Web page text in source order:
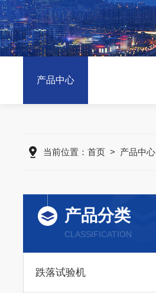
产品中心
当前位置： 首页 > 产品中心
产品分类
CLASSIFICATION
跌落试验机